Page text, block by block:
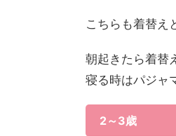
こちらも着替え
朝起きたら着替
寝る時はパジャ
2～3歳